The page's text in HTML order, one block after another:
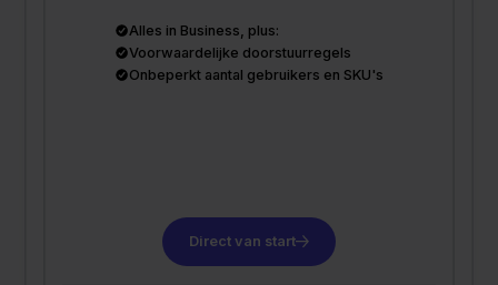
Alles in Business, plus:
Voorwaardelijke doorstuurregels
Onbeperkt aantal gebruikers en SKU's
Direct van start